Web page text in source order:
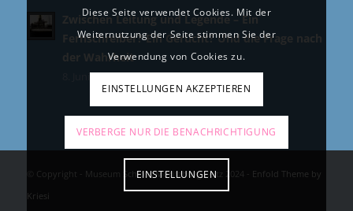
Zwischen Leitung und Legende – Ein
Fernschreiber? Ein Gerücht? Und die Frage nach
der Wahrheit
8. Juni 2026 - 11:39
© Copyright - Museum Schloss Moritzburg Zeitz 2024 - Enfold Theme by
Kriesi
Diese Seite verwendet Cookies. Mit der
Weiternutzung der Seite stimmen Sie der
Verwendung von Cookies zu.
EINSTELLUNGEN AKZEPTIEREN
VERBERGE NUR DIE BENACHRICHTIGUNG
EINSTELLUNGEN